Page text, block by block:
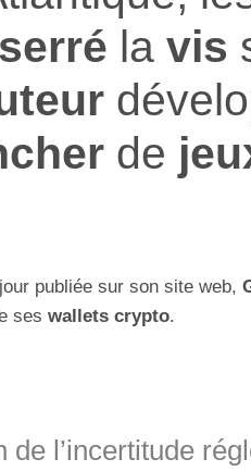
la vis
de
publiée sur son site web,
ses wallets crypto.
de l’incertitude